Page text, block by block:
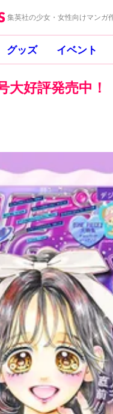
集英社の少女・女性向けマンガ
グッズ イベント
大好評発売中！